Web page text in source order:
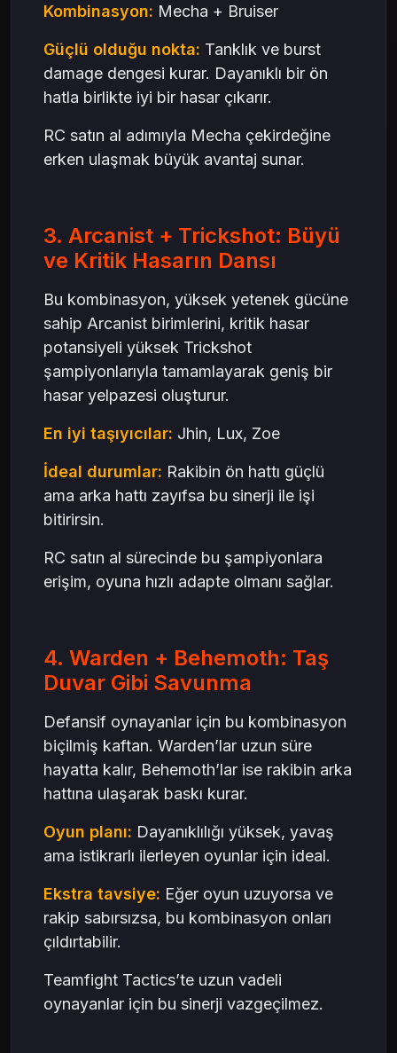
Kombinasyon: Mecha + Bruiser
Güçlü olduğu nokta: Tanklık ve burst
damage dengesi kurar. Dayanıklı bir ön
hatla birlikte iyi bir hasar çıkarır.
RC satın al adımıyla Mecha çekirdeğine
erken ulaşmak büyük avantaj sunar.
3. Arcanist + Trickshot: Büyü
ve Kritik Hasarın Dansı
Bu kombinasyon, yüksek yetenek gücüne
sahip Arcanist birimlerini, kritik hasar
potansiyeli yüksek Trickshot
şampiyonlarıyla tamamlayarak geniş bir
hasar yelpazesi oluşturur.
En iyi taşıyıcılar: Jhin, Lux, Zoe
İdeal durumlar: Rakibin ön hattı güçlü
ama arka hattı zayıfsa bu sinerji ile işi
bitirirsin.
RC satın al sürecinde bu şampiyonlara
erişim, oyuna hızlı adapte olmanı sağlar.
4. Warden + Behemoth: Taş
Duvar Gibi Savunma
Defansif oynayanlar için bu kombinasyon
biçilmiş kaftan. Warden’lar uzun süre
hayatta kalır, Behemoth’lar ise rakibin arka
hattına ulaşarak baskı kurar.
Oyun planı: Dayanıklılığı yüksek, yavaş
ama istikrarlı ilerleyen oyunlar için ideal.
Ekstra tavsiye: Eğer oyun uzuyorsa ve
rakip sabırsızsa, bu kombinasyon onları
çıldırtabilir.
Teamfight Tactics’te uzun vadeli
oynayanlar için bu sinerji vazgeçilmez.